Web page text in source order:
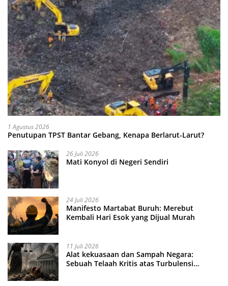
1 Agustus 2026
Penutupan TPST Bantar Gebang, Kenapa Berlarut-Larut?
26 Juli 2026
Mati Konyol di Negeri Sendiri
24 Juli 2026
Manifesto Martabat Buruh: Merebut
Kembali Hari Esok yang Dijual Murah
11 Juli 2026
Alat kekuasaan dan Sampah Negara:
Sebuah Telaah Kritis atas Turbulensi